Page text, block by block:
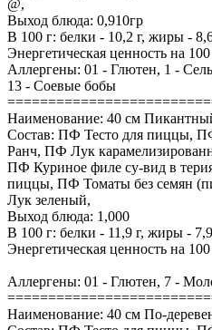
@,
Выход блюда: 0,910гр
В 100 г: белки - 10,2 г, жиры -
Энергетическая ценность на
Аллергены: 01 - Глютен, 1 -
13 - Соевые бобы
Наименование: 40 см
Состав: ПФ Тесто для пиццы,
Ранч, ПФ Лук
ПФ Куриное филе су-вид в
пиццы, ПФ Томаты без семян
Лук зеленый,
Выход блюда: 1,000
В 100 г: белки - 11,9 г, жиры -
Энергетическая ценность на 100
Аллергены: 01 - Глютен, 7 -
Наименование: 40 см По-